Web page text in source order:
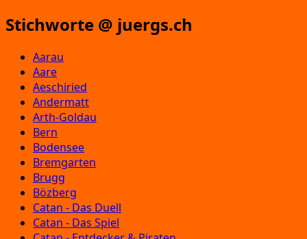
Stichworte @ juergs.ch
Aarau
Aare
Aeschiried
Andermatt
Arth-Goldau
Bern
Bodensee
Bremgarten
Brugg
Bözberg
Catan - Das Duell
Catan - Das Spiel